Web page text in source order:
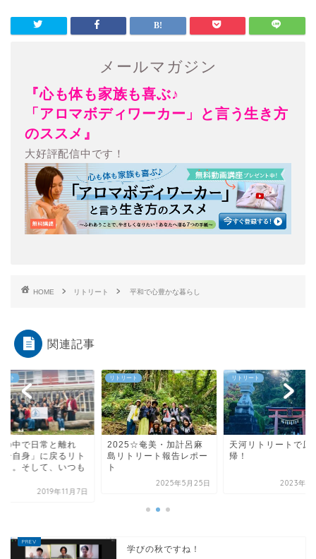
メールマガジン
『心も体も家族も喜ぶ♪
「アロマボディワーカー」と言う生き方
のススメ』
大好評配信中です！
HOME リトリート 平和で心豊かな暮らし
関連記事
ート
の中で日常と離れ
分自身」に戻るリト
ト。そして、いつも
2019年11月7日
リトリート
2025☆奄美・加計呂麻
島リトリート報告レポー
ト
2025年5月25日
リトリート
天河リトリートで原
帰！
2023年6
学びの秋ですね！